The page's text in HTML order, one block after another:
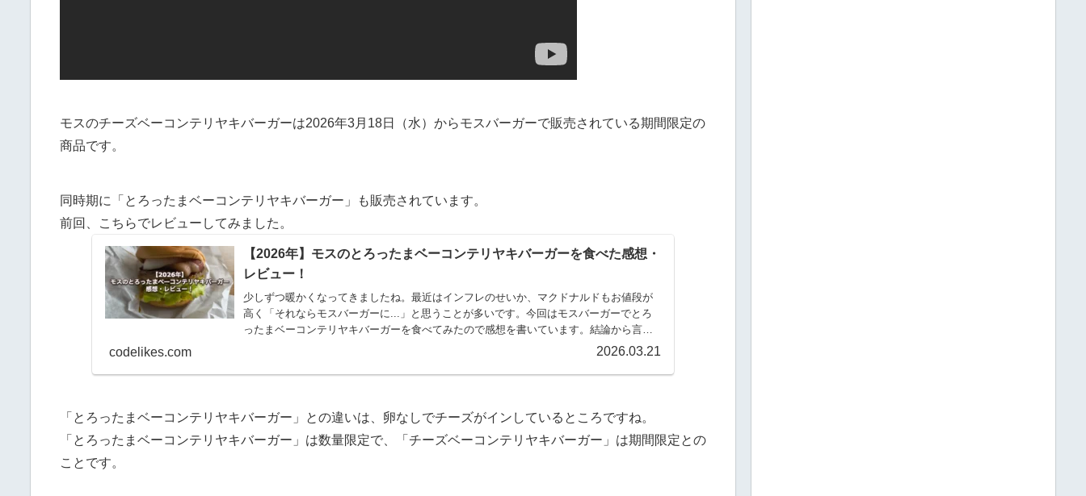
モスのチーズベーコンテリヤキバーガーは2026年3月18日（水）からモスバーガーで販売されている期間限定の
商品です。
同時期に「とろったまベーコンテリヤキバーガー」も販売されています。
前回、こちらでレビューしてみました。
【2026年】モスのとろったまベーコンテリヤキバーガーを食べた感想・
レビュー！
少しずつ暖かくなってきましたね。最近はインフレのせいか、マクドナルドもお値段が
高く「それならモスバーガーに...」と思うことが多いです。今回はモスバーガーでとろ
ったまベーコンテリヤキバーガーを食べてみたので感想を書いています。結論から言う
codelikes.com 2026.03.21
「とろったまベーコンテリヤキバーガー」との違いは、卵なしでチーズがインしているところですね。
「とろったまベーコンテリヤキバーガー」は数量限定で、「チーズベーコンテリヤキバーガー」は期間限定との
ことです。